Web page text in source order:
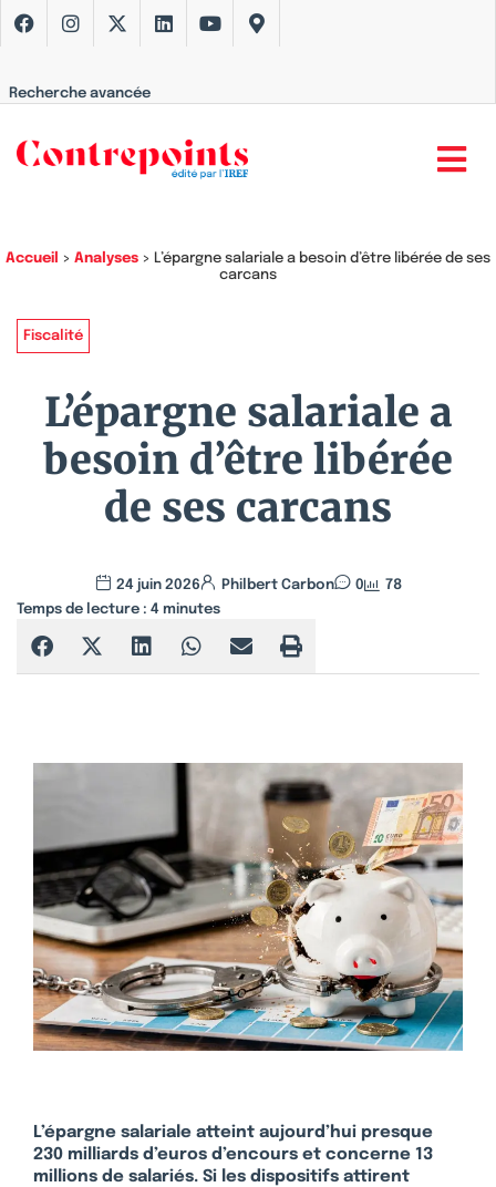
Recherche avancée
Accueil > Analyses > L’épargne salariale a besoin d’être libérée de ses
carcans
Fiscalité
L’épargne salariale a
besoin d’être libérée
de ses carcans
24 juin 2026 Philbert Carbon 0
78
Temps de lecture : 4 minutes
L’épargne salariale atteint aujourd’hui presque
230 milliards d’euros d’encours et concerne 13
millions de salariés. Si les dispositifs attirent